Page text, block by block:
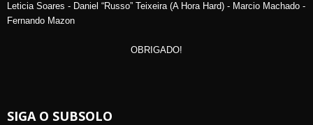
Leticia Soares - Daniel “Russo” Teixeira (A Hora Hard) - Marcio Machado -
Fernando Mazon
OBRIGADO!
SIGA O SUBSOLO